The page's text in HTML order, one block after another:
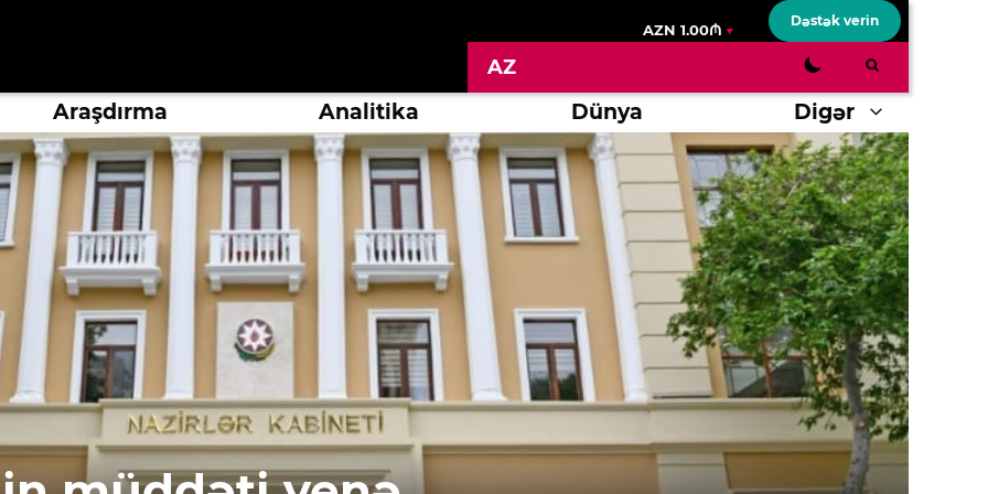
AZN 1.00₼
Dəstək verin
AZ
Araşdırma Analitika Dünya Digər